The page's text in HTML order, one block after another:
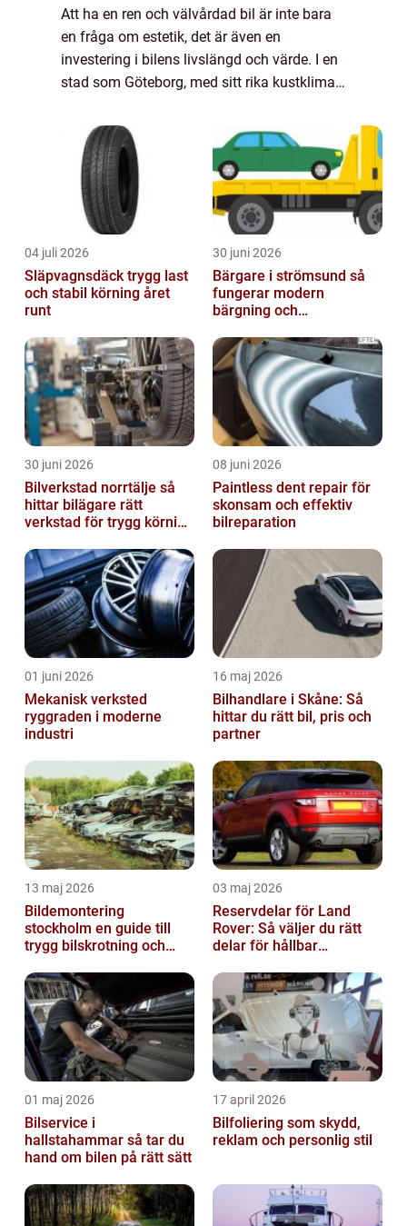
Att ha en ren och välvårdad bil är inte bara
en fråga om estetik, det är även en
investering i bilens livslängd och värde. I en
stad som Göteborg, med sitt rika kustklimat
04 juli 2026
Släpvagnsdäck trygg last
och stabil körning året
runt
30 juni 2026
Bärgare i strömsund så
fungerar modern
bärgning och
30 juni 2026
Bilverkstad norrtälje så
hittar bilägare rätt
verkstad för trygg körning
08 juni 2026
Paintless dent repair för
skonsam och effektiv
bilreparation
01 juni 2026
Mekanisk verksted
ryggraden i moderne
industri
16 maj 2026
Bilhandlare i Skåne: Så
hittar du rätt bil, pris och
partner
13 maj 2026
Bildemontering
stockholm en guide till
trygg bilskrotning och
03 maj 2026
Reservdelar för Land
Rover: Så väljer du rätt
delar för hållbar
01 maj 2026
Bilservice i
hallstahammar så tar du
hand om bilen på rätt sätt
17 april 2026
Bilfoliering som skydd,
reklam och personlig stil